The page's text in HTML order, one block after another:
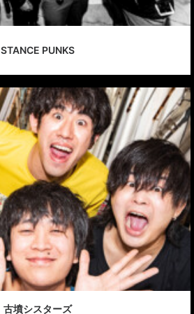
STANCE PUNKS
古墳シスターズ